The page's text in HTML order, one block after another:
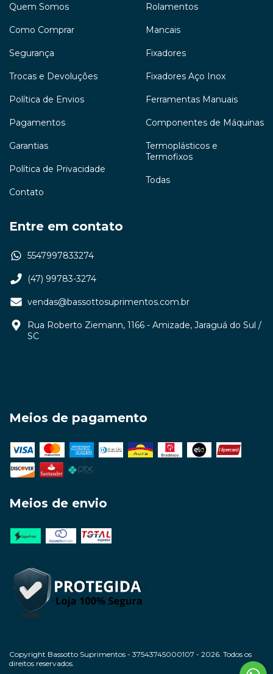
Quem Somos
Como Comprar
Segurança
Trocas e Devoluções
Política de Envios
Pagamentos
Garantias
Política de Privacidade
Contato
Rolamentos
Mancais
Fixadores
Fixadores Aço Inox
Ferramentas Manuais
Componentes de Máquinas
Termoplásticos e
Termofixos
Todas
Entre em contato
5547997833274
(47) 99783-3274
vendas@bassottosuprimentos.com.br
Rua Roberto Ziemann, 1166 - Amizade, Jaraguá do Sul /
SC
Meios de pagamento
Meios de envio
Copyright Bassotto Suprimentos - 37543745000107 - 2026. Todos os
direitos reservados.